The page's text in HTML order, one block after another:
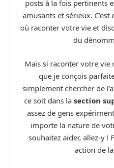
posts à la fois pertinents
amusants et sérieux.
où raconter votre vie et
du
Mais si raconter votre vie
que je conçois
simplement chercher de
ce soit dans la section
assez de gens
importe la nature de
souhaitez aider, allez-y !
action de